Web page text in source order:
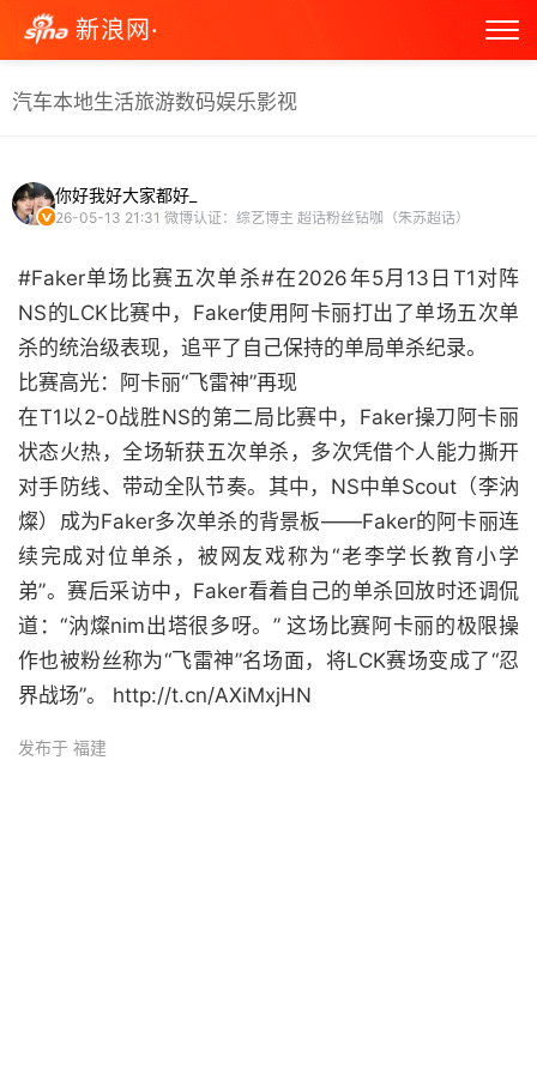
新浪网·
汽车本地生活旅游数码娱乐影视
你好我好大家都好_
26-05-13 21:31 微博认证：综艺博主 超话粉丝钻咖（朱苏超话）
#Faker单场比赛五次单杀#在2026年5月13日T1对阵
NS的LCK比赛中，Faker使用阿卡丽打出了单场五次单
杀的统治级表现，追平了自己保持的单局单杀纪录。
比赛高光：阿卡丽“飞雷神”再现
在T1以2-0战胜NS的第二局比赛中，Faker操刀阿卡丽
状态火热，全场斩获五次单杀，多次凭借个人能力撕开
对手防线、带动全队节奏。其中，NS中单Scout（李汭
燦）成为Faker多次单杀的背景板——Faker的阿卡丽连
续完成对位单杀，被网友戏称为“老李学长教育小学
弟”。赛后采访中，Faker看着自己的单杀回放时还调侃
道：“汭燦nim出塔很多呀。” 这场比赛阿卡丽的极限操
作也被粉丝称为“飞雷神”名场面，将LCK赛场变成了“忍
界战场”。 http://t.cn/AXiMxjHN
发布于 福建